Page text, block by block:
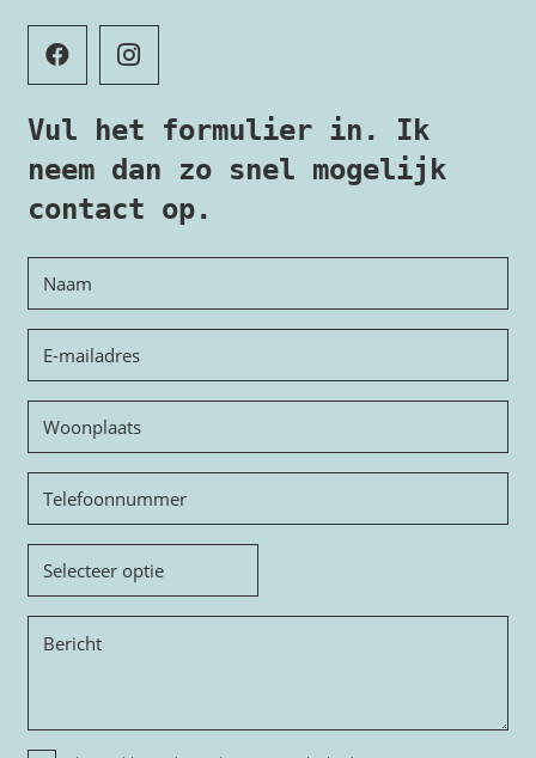
Vul het formulier in. Ik
neem dan zo snel mogelijk
contact op.
mailadres
Woonplaats
Telefoon
Onderwerp